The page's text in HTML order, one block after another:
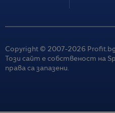
Copyright © 2007-2026
Този сайт е собственост на
права са запазени.